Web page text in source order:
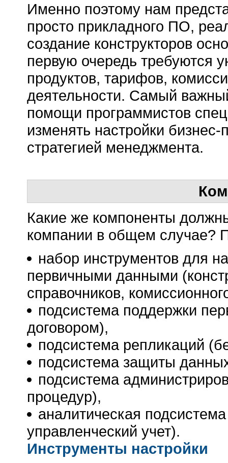
Именно поэтому нам
просто прикладного ПО,
создание конструкторов
первую очередь требуются
продуктов, тарифов,
деятельности. Самый
помощи программистов
изменять настройки бизнес-
стратегией менеджмента.
Какие же компоненты
компании в общем случае?
набор инструментов для
первичными данными
справочников,
подсистема поддержки
договором),
подсистема репликаций
подсистема защиты
подсистема
процедур),
аналитическая
управленческий учет).
Инструменты настройки